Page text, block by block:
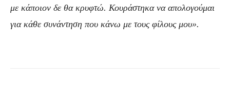
με κάποιον δε θα κρυφτώ. Κουράστηκα να απολογούμαι
για κάθε συνάντηση που κάνω με τους φίλους μου».